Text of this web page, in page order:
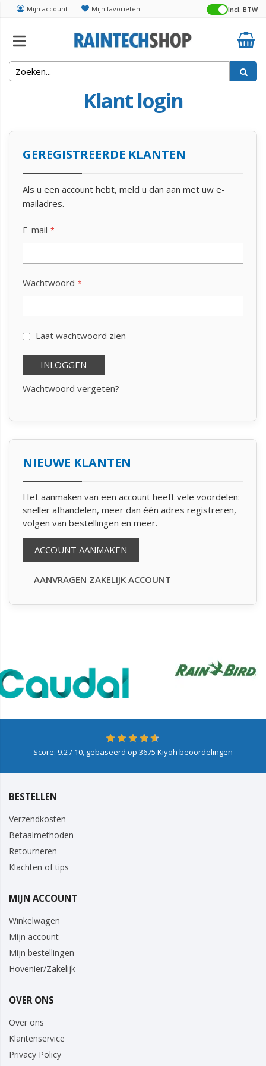
Mijn account Mijn favorieten Incl. BTW
Klant login
GEREGISTREERDE KLANTEN
Als u een account hebt, meld u dan aan met uw e-
mailadres.
E-mail
Wachtwoord
Laat wachtwoord zien
INLOGGEN
Wachtwoord vergeten?
NIEUWE KLANTEN
Het aanmaken van een account heeft vele voordelen:
sneller afhandelen, meer dan één adres registreren,
volgen van bestellingen en meer.
ACCOUNT AANMAKEN
AANVRAGEN ZAKELIJK ACCOUNT
Score: 9.2/ 10, gebaseerd op 3675 Kiyoh beoordelingen
BESTELLEN
Verzendkosten
Betaalmethoden
Retourneren
Klachten of tips
MIJN ACCOUNT
Winkelwagen
Mijn account
Mijn bestellingen
Hovenier/Zakelijk
OVER ONS
Over ons
Klantenservice
Privacy Policy